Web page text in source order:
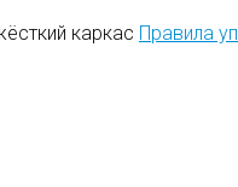
каркас Правила